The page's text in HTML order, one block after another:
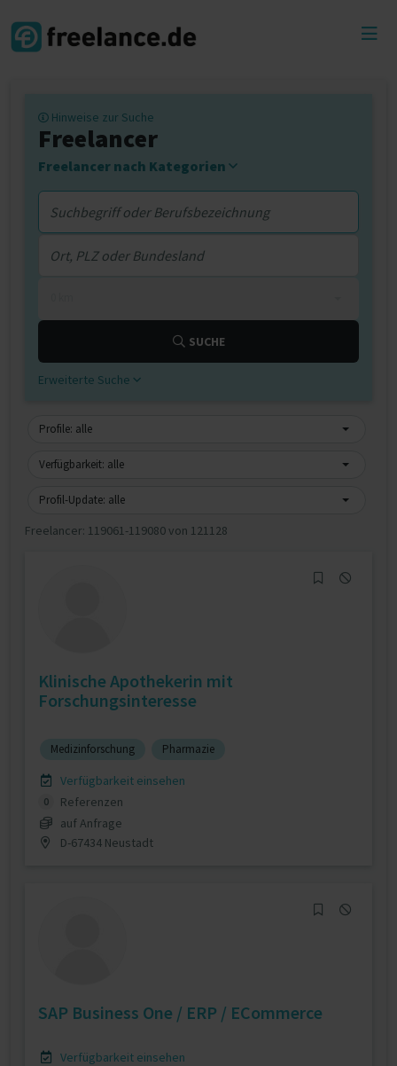
Hinweise zur Suche
Freelancer
Freelancer nach Kategorien
SUCHE
Erweiterte Suche
Profile: alle
Verfügbarkeit: alle
Profil-Update: alle
Freelancer: 119061-119080 von 121128
Klinische Apothekerin mit
Forschungsinteresse
Medizinforschung Pharmazie
Verfügbarkeit einsehen
0
Referenzen
auf Anfrage
D-67434 Neustadt
SAP Business One / ERP / ECommerce
Verfügbarkeit einsehen